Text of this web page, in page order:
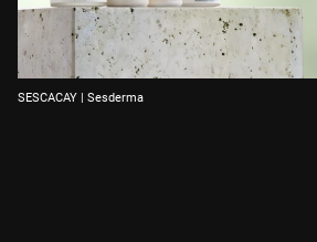
SESCACAY | Sesderma